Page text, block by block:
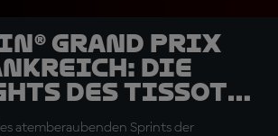
Grand Prix
Die
des Tissot
atemberaubenden Sprints der